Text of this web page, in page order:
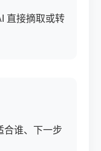
直接摘取或转
合谁、下一步